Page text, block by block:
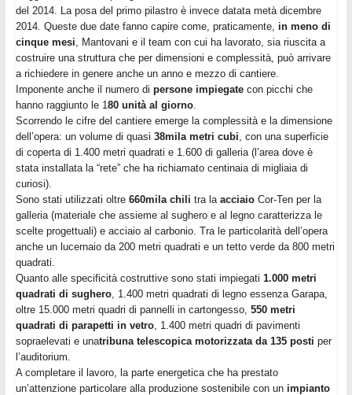
del 2014. La posa del primo pilastro è invece datata metà dicembre
2014. Queste due date fanno capire come, praticamente, in meno di
cinque mesi , Mantovani e il team con cui ha lavorato, sia riuscita a
costruire una struttura che per dimensioni e complessità, può arrivare
a richiedere in genere anche un anno e mezzo di cantiere.
Imponente anche il numero di persone impiegatecon picchi che
hanno raggiunto le 180 unità al giorno.
Scorrendo le cifre del cantiere emerge la complessità e la dimensione
dell’opera: un volume di quasi 38mila metri cubi , con una superficie
di coperta di 1.400 metri quadrati e 1.600 di galleria (l’area dove è
stata installata la “rete” che ha richiamato centinaia di migliaia di
curiosi).
Sono stati utilizzati oltre 660mila chili tra la acciaioCor-Ten per la
galleria (materiale che assieme al sughero e al legno caratterizza le
scelte progettuali) e acciaio al carbonio. Tra le particolarità dell’opera
anche un lucernaio da 200 metri quadrati e un tetto verde da 800 metri
quadrati.
Quanto alle specificità costruttive sono stati impiegati 1.000 metri
quadrati di sughero, 1.400 metri quadrati di legno essenza Garapa,
oltre 15.000 metri quadri di pannelli in cartongesso, 550 metri
quadrati di parapetti in vetro, 1.400 metri quadri di pavimenti
sopraelevati e unatribuna telescopica motorizzata da 135 posti per
l’auditorium.
A completare il lavoro, la parte energetica che ha prestato
un’attenzione particolare alla produzione sostenibile con un impianto